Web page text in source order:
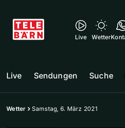
Live Wetter
Live Sendungen Suche
Wetter Samstag, 6. März 2021